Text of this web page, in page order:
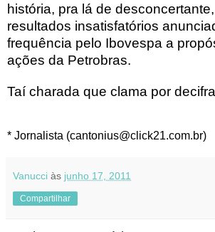
história, pra lá de desconcertante,
resultados insatisfatórios
frequência pelo Ibovespa a
ações da Petrobras.
Taí charada que clama por
* Jornalista (cantonius@click21.com.br)
Vanucci às junho 17, 2011
Compartilhar